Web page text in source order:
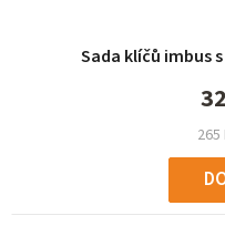
Sada klíčů imbus
265